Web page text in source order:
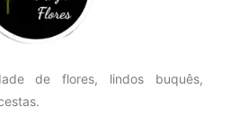
de flores, lindos buquês,